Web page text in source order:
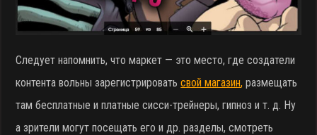
Следует напомнить, что маркет — это место, где создатели
контента вольны зарегистрироватьсвой магазин, размещать
там бесплатные и платные сисси-трейнеры, гипноз и т. д. Ну
а зрители могут посещать его и др. разделы, смотреть